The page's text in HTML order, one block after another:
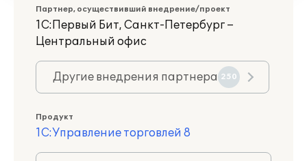
Партнер, осуществивший внедрение/проект
1С:Первый Бит, Санкт-Петербург –
Центральный офис
Другие внедрения партнера 250
Продукт
1С:Управление торговлей 8